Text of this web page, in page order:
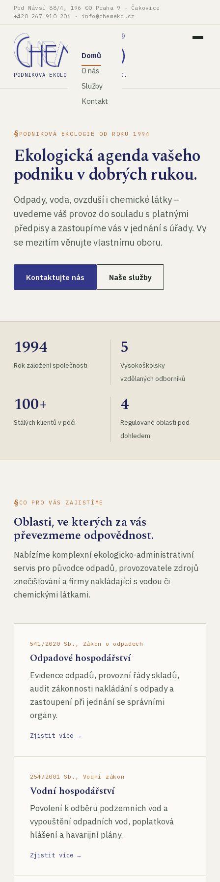
Pod Návsí 88/4, 196 00 Praha 9 – Čakovice
+420 267 910 206 · info@chemeko.cz
PODNIKOVÁ EKOLOGIE, SPOL. S R.O.
Domů
O nás
Služby
Kontakt
PODNIKOVÁ EKOLOGIE OD ROKU 1994
Ekologická agenda vašeho
podniku v dobrých rukou.
Odpady, voda, ovzduší i chemické látky –
uvedeme váš provoz do souladu s platnými
předpisy a zastoupíme vás v jednání s úřady. Vy
se mezitím věnujte vlastnímu oboru.
Kontaktujte nás Naše služby
1994
Rok založení společnosti
5
Vysokoškolsky
vzdělaných odborníků
100+
Stálých klientů v péči
4
Regulované oblasti pod
dohledem
CO PRO VÁS ZAJISTÍME
Oblasti, ve kterých za vás
převezmeme odpovědnost.
Nabízíme komplexní ekologicko-administrativní
servis pro původce odpadů, provozovatele zdrojů
znečišťování a firmy nakládající s vodou či
chemickými látkami.
541/2020 Sb., Zákon o odpadech
Odpadové hospodářství
Evidence odpadů, provozní řády skladů,
audit zákonnosti nakládání s odpady a
zastoupení při jednání se správními
orgány.
Zjistit více →
254/2001 Sb., Vodní zákon
Vodní hospodářství
Povolení k odběru podzemních vod a
vypouštění odpadních vod, poplatková
hlášení a havarijní plány.
Zjistit více →